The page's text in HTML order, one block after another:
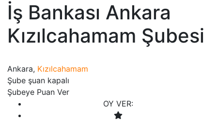
İş Bankası Ankara
Kızılcahamam Şubesi
Ankara, Kızılcahamam
Şube şuan kapalı
Şubeye Puan Ver
OY VER: